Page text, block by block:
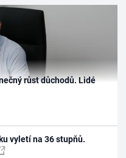
růst důchodů. Lidé
vyletí na 36 stupňů.